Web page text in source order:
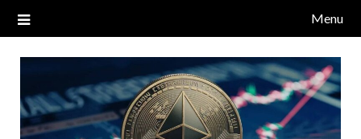
NDT CAPITAL | BLOG TIỀN
ĐIỆN TỬ CRYPTO
Blog về thị trường crypto, tiền điện tử, tiền mã hoá, công nghệ
blockchain.
Menu